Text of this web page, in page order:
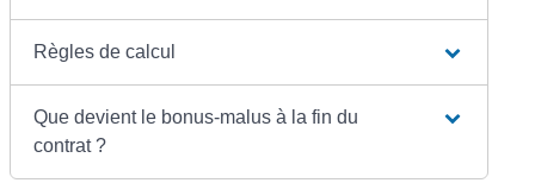
Règles de calcul
Que devient le bonus-malus à la fin du
contrat ?